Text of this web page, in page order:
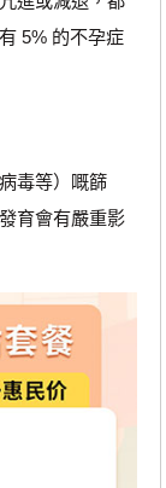
5% 的不孕症
毒等）嘅篩
育會有嚴重影